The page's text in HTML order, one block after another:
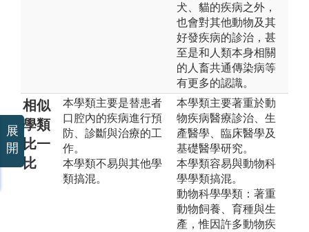
犬、貓的疾病之外，
也會對其他動物及其
好發疾病的診治，甚
至是和人類本身相關
的人畜共通傳染病等
有更多的認識。
相似
學類
比一
比
本學類主要是替患者
口腔內的疾病進行預
防、診斷與治療的工
作。
本學類不易與其他學
類搞混。
本學類主要著重於動
物疾病醫療診治、生
產醫學、臨床醫學及
基礎醫學研究。
本學類容易與動物科
學學類搞混。
動物科學學類：著重
動物飼養、育種與生
產，惟因許多動物疾
展
開